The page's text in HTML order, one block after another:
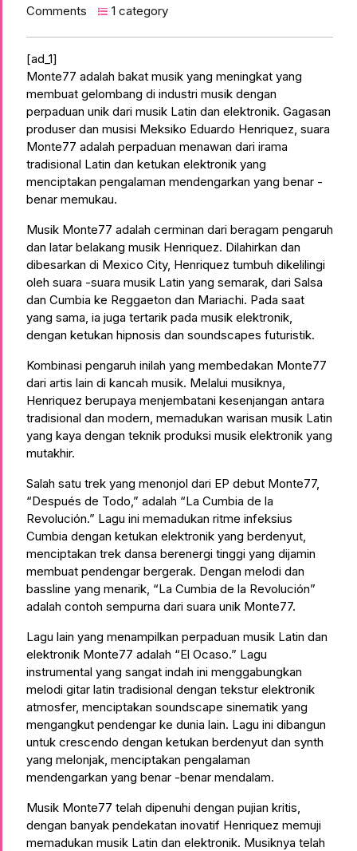
Comments
1 category
[ad_1]
Monte77 adalah bakat musik yang meningkat yang
membuat gelombang di industri musik dengan
perpaduan unik dari musik Latin dan elektronik. Gagasan
produser dan musisi Meksiko Eduardo Henriquez, suara
Monte77 adalah perpaduan menawan dari irama
tradisional Latin dan ketukan elektronik yang
menciptakan pengalaman mendengarkan yang benar -
benar memukau.
Musik Monte77 adalah cerminan dari beragam pengaruh
dan latar belakang musik Henriquez. Dilahirkan dan
dibesarkan di Mexico City, Henriquez tumbuh dikelilingi
oleh suara -suara musik Latin yang semarak, dari Salsa
dan Cumbia ke Reggaeton dan Mariachi. Pada saat
yang sama, ia juga tertarik pada musik elektronik,
dengan ketukan hipnosis dan soundscapes futuristik.
Kombinasi pengaruh inilah yang membedakan Monte77
dari artis lain di kancah musik. Melalui musiknya,
Henriquez berupaya menjembatani kesenjangan antara
tradisional dan modern, memadukan warisan musik Latin
yang kaya dengan teknik produksi musik elektronik yang
mutakhir.
Salah satu trek yang menonjol dari EP debut Monte77,
“Después de Todo,” adalah “La Cumbia de la
Revolución.” Lagu ini memadukan ritme infeksius
Cumbia dengan ketukan elektronik yang berdenyut,
menciptakan trek dansa berenergi tinggi yang dijamin
membuat pendengar bergerak. Dengan melodi dan
bassline yang menarik, “La Cumbia de la Revolución”
adalah contoh sempurna dari suara unik Monte77.
Lagu lain yang menampilkan perpaduan musik Latin dan
elektronik Monte77 adalah “El Ocaso.” Lagu
instrumental yang sangat indah ini menggabungkan
melodi gitar latin tradisional dengan tekstur elektronik
atmosfer, menciptakan soundscape sinematik yang
mengangkut pendengar ke dunia lain. Lagu ini dibangun
untuk crescendo dengan ketukan berdenyut dan synth
yang melonjak, menciptakan pengalaman
mendengarkan yang benar -benar mendalam.
Musik Monte77 telah dipenuhi dengan pujian kritis,
dengan banyak pendekatan inovatif Henriquez memuji
memadukan musik Latin dan elektronik. Musiknya telah